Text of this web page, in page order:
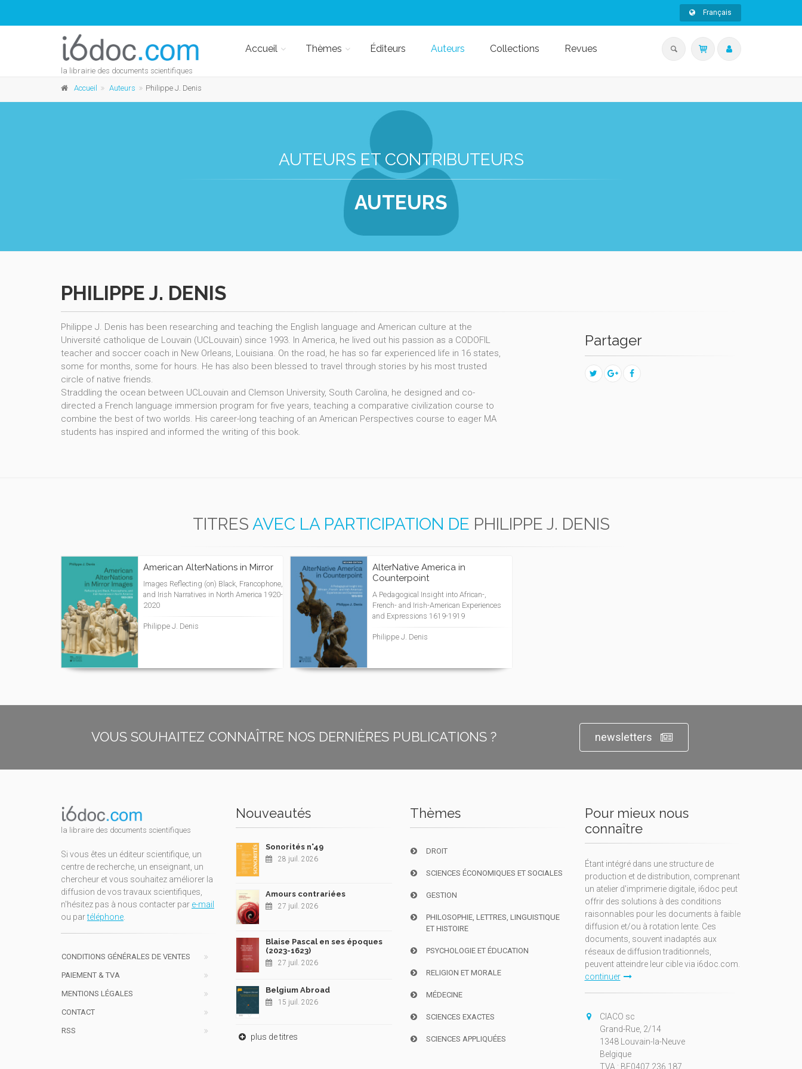
Français
la librairie des documents scientifiques
Accueil Thèmes Éditeurs Auteurs Collections Revues
Accueil Auteurs Philippe J. Denis
AUTEURS ET CONTRIBUTEURS
AUTEURS
PHILIPPE J. DENIS
Philippe J. Denis has been researching and teaching the English language and American culture at the
Université catholique de Louvain (UCLouvain) since 1993. In America, he lived out his passion as a CODOFIL
teacher and soccer coach in New Orleans, Louisiana. On the road, he has so far experienced life in 16 states,
some for months, some for hours. He has also been blessed to travel through stories by his most trusted
circle of native friends.
Straddling the ocean between UCLouvain and Clemson University, South Carolina, he designed and co-
directed a French language immersion program for five years, teaching a comparative civilization course to
combine the best of two worlds. His career-long teaching of an American Perspectives course to eager MA
students has inspired and informed the writing of this book.
Partager
TITRES AVEC LA PARTICIPATION DE PHILIPPE J. DENIS
American AlterNations in Mirror
Images Reflecting (on) Black, Francophone,
and Irish Narratives in North America 1920-
2020
Philippe J. Denis
AlterNative America in
Counterpoint
A Pedagogical Insight into African-,
French- and Irish-American Experiences
and Expressions 1619-1919
Philippe J. Denis
VOUS SOUHAITEZ CONNAÎTRE NOS DERNIÈRES PUBLICATIONS ? newsletters
la libraire des documents scientifiques
Si vous êtes un éditeur scientifique, un
centre de recherche, un enseignant, un
chercheur et vous souhaitez améliorer la
diffusion de vos travaux scientifiques,
n'hésitez pas à nous contacter par e-mail
ou partéléphone.
CONDITIONS GÉNÉRALES DE VENTES
PAIEMENT & TVA
MENTIONS LÉGALES
CONTACT
RSS
Nouveautés
Sonorités n°49
28 juil. 2026
Amours contrariées
27 juil. 2026
Blaise Pascal en ses époques
(2023-1623)
27 juil. 2026
Belgium Abroad
15 juil. 2026
plus de titres
Thèmes
DROIT
SCIENCES ÉCONOMIQUES ET SOCIALES
GESTION
PHILOSOPHIE, LETTRES, LINGUISTIQUE
ET HISTOIRE
PSYCHOLOGIE ET ÉDUCATION
RELIGION ET MORALE
MÉDECINE
SCIENCES EXACTES
SCIENCES APPLIQUÉES
Pour mieux nous
connaître
Étant intégré dans une structure de
production et de distribution, comprenant
un atelier d'imprimerie digitale, i6doc peut
offrir des solutions à des conditions
raisonnables pour les documents à faible
diffusion et/ou à rotation lente. Ces
documents, souvent inadaptés aux
réseaux de diffusion traditionnels,
peuvent atteindre leur cible via i6doc.com.
continuer
CIACO sc
Grand-Rue, 2/14
1348 Louvain-la-Neuve
Belgique
TVA : BE0407.236.187